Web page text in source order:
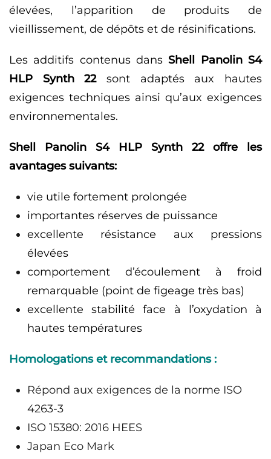
élevées, l’apparition de produits de
vieillissement, de dépôts et de résinifications.
Les additifs contenus dansShell Panolin S4
HLP Synth 22sont adaptés aux hautes
exigences techniques ainsi qu’aux exigences
environnementales.
Shell Panolin S4 HLP Synth 22 offre les
avantages suivants:
vie utile fortement prolongée
importantes réserves de puissance
excellente résistance aux pressions
élevées
comportement d’écoulement à froid
remarquable (point de figeage très bas)
excellente stabilité face à l’oxydation à
hautes températures
Homologations et recommandations :
Répond aux exigences de la norme ISO
4263-3
ISO 15380: 2016 HEES
Japan Eco Mark